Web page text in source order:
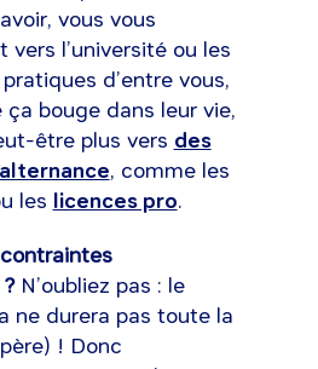
vous vous
l’université ou les
d’entre vous,
bouge dans leur vie,
être plus vers des
, comme les
les licences pro.
N’oubliez pas : le
ne durera pas toute la
! Donc